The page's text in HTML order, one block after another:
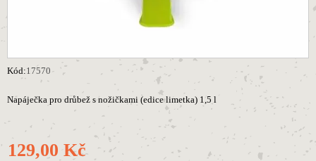
Kód:17570
Napáječka pro drůbež s nožičkami (edice limetka) 1,5 l
129,00 Kč